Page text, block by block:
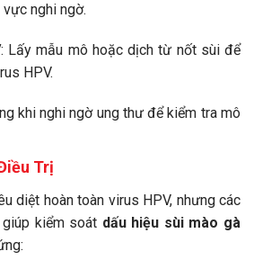
nghi ngờ.
: Lấy mẫu mô hoặc dịch từ nốt sùi để
HPV.
khi nghi ngờ ung thư để kiểm tra mô
Trị
diệt hoàn toàn virus HPV, nhưng các
kiểm soát dấu hiệu sùi mào gà